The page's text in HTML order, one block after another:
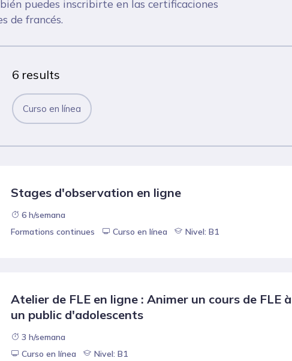
puedes inscribirte en las certificaciones
de francés.
6 results
Curso en línea
Stages d'observation en ligne
6 h/semana
Formations continues
Curso en línea Nivel: B1
Atelier de FLE en ligne : Animer un cours de FLE à
un public d'adolescents
3 h/semana
Curso en línea
Nivel: B1